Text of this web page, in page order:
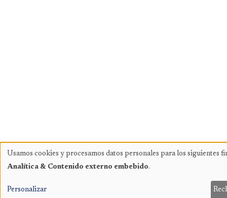
Uso
datos
Usamos cookies y procesamos datos personales para los siguientes
Analítica & Contenido externo embebido.
Personalizar